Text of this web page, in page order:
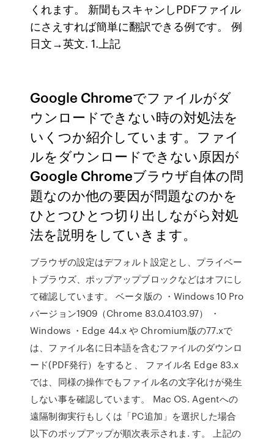
くれます。 新聞もスキャンしPDFファイル
にさえすれば簡単に翻訳できる例です。 例
日文→英文. 1.上記
Google Chromeでファイルがダ
ウンロードできない時の対処法を
いくつか紹介しています。ファイ
ルをダウンロードできない原因が
Google Chromeブラウザ自体の問
題なのか他の要因が問題なのかを
ひとつひとつ切り出しながら対処
法を説明をしていきます。
ブラウザの設定はデフォルト設定とし、プライベー
トブラウズ、ポップアップブロックなどはオフにし
て確認しています。 ベータ版の ・Windows 10 Pro
バージョン1909（Chrome 83.0.4103.97） ・
Windows ・Edge 44.x や Chromium版の77.xで
は、ファイル名に日本語を含むファイルのダウンロ
ード(PDF発行）をすると、 ファイル名 Edge 83.x
では、同様の操作でもファイル名の文字化けが発生
しない事を確認しています。 Mac OS. Agentへの
遠隔制御実行もしくは「PC追加」を選択した場合
以下のポップアップが順次表示されま. す。 上記の